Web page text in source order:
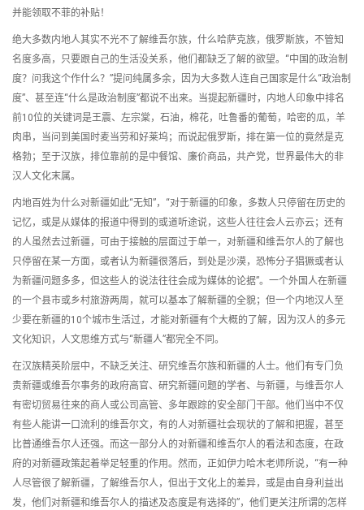
并能领取不菲的补贴！
绝大多数内地人其实不光不了解维吾尔族，什么哈萨克族，俄罗斯族，不管知
名度多高，只要跟自己的生活没关系，他们都缺乏了解的欲望。“中国的政治制
度？问我这个作什么？”提问纯属多余，因为大多数人连自己国家是什么“政治制
度”、甚至连“什么是政治制度”都说不出来。当提起新疆时，内地人印象中排名
前10位的关键词是王震、左宗棠，石油，棉花，吐鲁番的葡萄，哈密的瓜，羊
肉串，当问到美国时麦当劳和好莱坞；而说起俄罗斯，排在第一位的竟然是克
格勃；至于汉族，排位靠前的是中餐馆、廉价商品，共产党，世界最伟大的非
汉人文化末属。
内地百姓为什么对新疆如此“无知”，“对于新疆的印象，多数人只停留在历史的
记忆，或是从媒体的报道中得到的或道听途说，这些人往往会人云亦云；还有
的人虽然去过新疆，可由于接触的层面过于单一，对新疆和维吾尔人的了解也
只停留在某一方面，或者认为新疆很落后，到处是沙漠，恐怖分子猖獗或者认
为新疆问题多多，但这些人的说法往往会成为媒体的论据”。一个外国人在新疆
的一个县市或乡村旅游两周，就可以基本了解新疆的全貌；但一个内地汉人至
少要在新疆的10个城市生活过，才能对新疆有个大概的了解，因为汉人的多元
文化知识，人文思维方式与“新疆人”都完全不同。
在汉族精英阶层中，不缺乏关注、研究维吾尔族和新疆的人士。他们有专门负
责新疆或维吾尔事务的政府高官、研究新疆问题的学者、与新疆，与维吾尔人
有密切贸易往来的商人或公司高管、多年跟踪的安全部门干部。他们当中不仅
有些人能讲一口流利的维吾尔文，有的人对新疆社会现状的了解和把握，甚至
比普通维吾尔人还强。而这一部分人的对新疆和维吾尔人的看法和态度，在政
府的对新疆政策起着举足轻重的作用。然而，正如伊力哈木老师所说，“有一种
人尽管很了解新疆，了解维吾尔人，但出于文化上的差异，或是由自身利益出
发，他们对新疆和维吾尔人的描述及态度是有选择的”，他们更关注所谓的怎样